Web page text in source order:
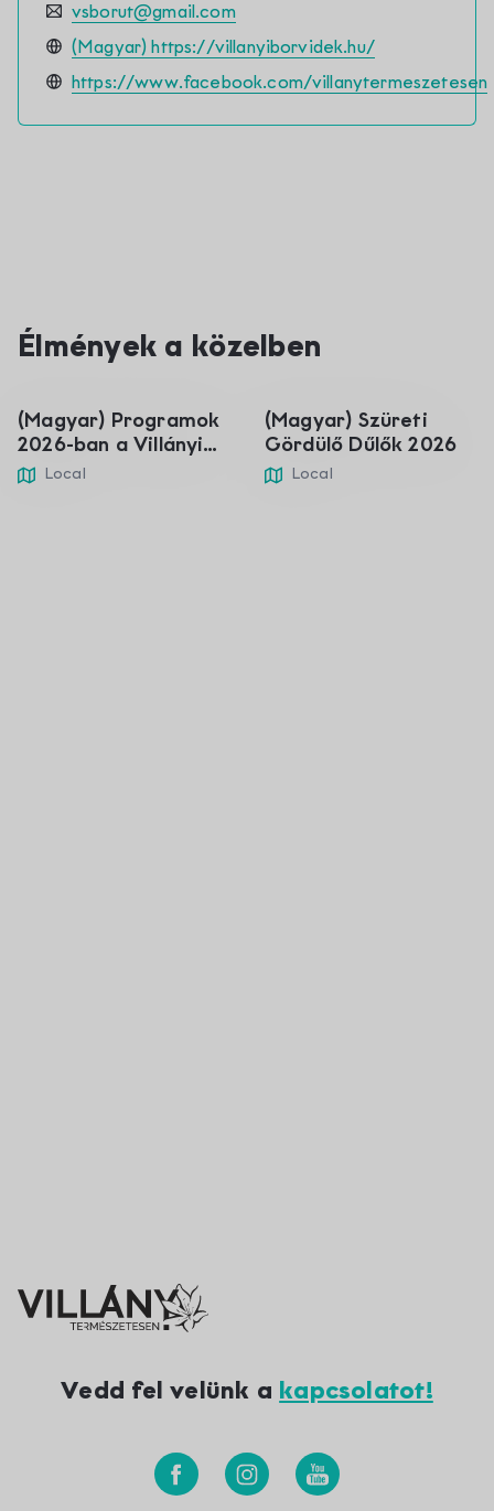
vsborut@gmail.com
(Magyar) https://villanyiborvidek.hu/
https://www.facebook.com/villanytermeszetesen
Élmények a közelben
01
Jan.
(Magyar) Programok
2026-ban a Villányi
borvidéken
Local
05
Sep.
(Magyar) Szüreti
Gördülő Dűlők 2026
Local
Vedd fel velünk a kapcsolatot!